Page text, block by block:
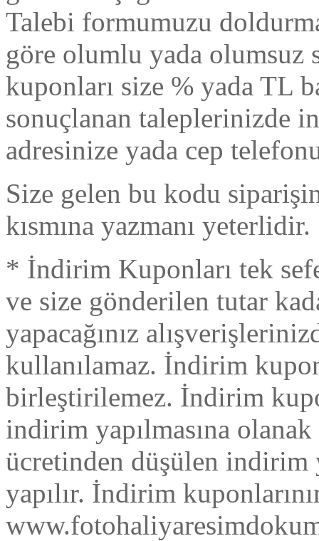
Talebi formumuzu
göre olumlu yada
kuponları size % yada TL
sonuçlanan taleplerinizde
adresinize yada cep
Size gelen bu kodu
kısmına yazmanı yeterlidir.
* İndirim Kuponları tek
ve size gönderilen tutar
yapacağınız
kullanılamaz. İndirim
birleştirilemez. İndirim
indirim yapılmasına
ücretinden düşülen
yapılır. İndirim